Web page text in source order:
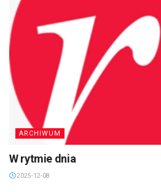
ARCHIWUM
W rytmie dnia
2025-12-08